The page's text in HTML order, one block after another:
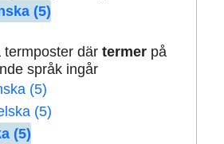
(5)
termposter där termerpå
språk ingår
(5)
(5)
(5)